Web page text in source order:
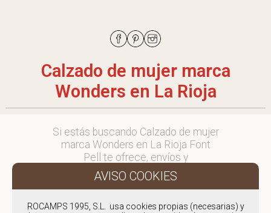
Calzado de mujer marca
Wonders en La Rioja
Si estás buscando Calzado de mujer
marca Wonders en La Rioja Font
Pell te ofrece, envíos y
devoluciones gratuítos a Península y
Baleares, para otros destinos
en comercial@fontpell.com.
ROCAMPS 1995, S.L. usa cookies propias (necesarias) y